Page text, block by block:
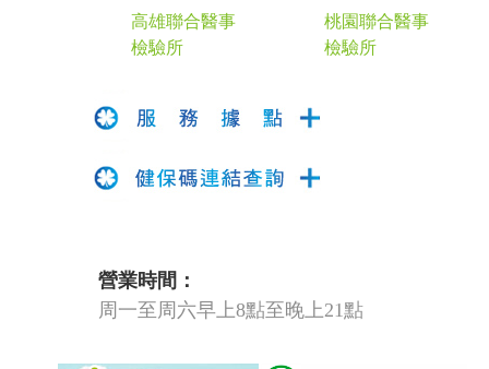
高雄聯合醫事
檢驗所
桃園聯合醫事
檢驗所
營業時間：
周一至周六早上8點至晚上21點